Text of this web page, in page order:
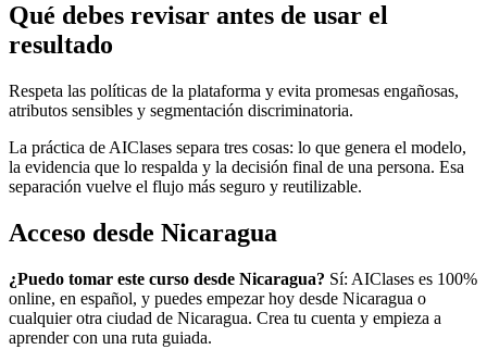
Qué debes revisar antes de usar el
resultado
Respeta las políticas de la plataforma y evita promesas engañosas,
atributos sensibles y segmentación discriminatoria.
La práctica de AIClases separa tres cosas: lo que genera el modelo,
la evidencia que lo respalda y la decisión final de una persona. Esa
separación vuelve el flujo más seguro y reutilizable.
Acceso desde Nicaragua
¿Puedo tomar este curso desde Nicaragua? Sí: AIClases es 100%
online, en español, y puedes empezar hoy desde Nicaragua o
cualquier otra ciudad de Nicaragua. Crea tu cuenta y empieza a
aprender con una ruta guiada.